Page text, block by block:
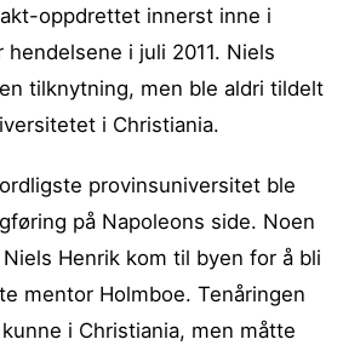
oppdrettet innerst inne i
i juli 2011. Niels
tilknytning, men ble aldri tildelt
i Christiania.
provinsuniversitet ble
på Napoleons side. Noen
Henrik kom til byen for å bli
mentor Holmboe. Tenåringen
i Christiania, men måtte